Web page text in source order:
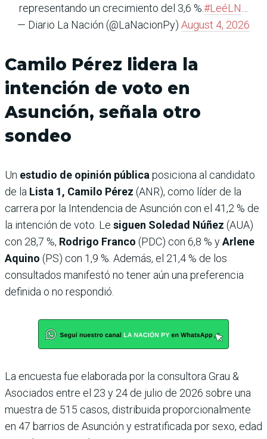
representando un crecimiento del 3,6 %.#LeéLN
— Diario La Nación (@LaNacionPy) August 4, 2026
Camilo Pérez lidera la
intención de voto en
Asunción, señala otro
sondeo
Un estudio de opinión pública posiciona al candidato
de la Lista 1, Camilo Pérez (ANR), como líder de la
carrera por la Intendencia de Asunción con el 41,2 % de
la intención de voto. Le siguen Soledad Núñez (AUA)
con 28,7 %, Rodrigo Franco (PDC) con 6,8 % yArlene
Aquino (PS) con 1,9 %. Además, el 21,4 % de los
consultados manifestó no tener aún una preferencia
definida o no respondió.
La encuesta fue elaborada por la consultora Grau &
Asociados entre el 23 y 24 de julio de 2026 sobre una
muestra de 515 casos, distribuida proporcionalmente
en 47 barrios de Asunción y estratificada por sexo, edad